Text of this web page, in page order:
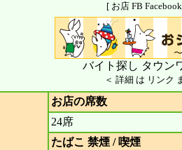
[ お店 FB
バイト探し タウン
＜ 詳細 は リンク
お店の席数
24席
たばこ 禁煙 / 喫煙